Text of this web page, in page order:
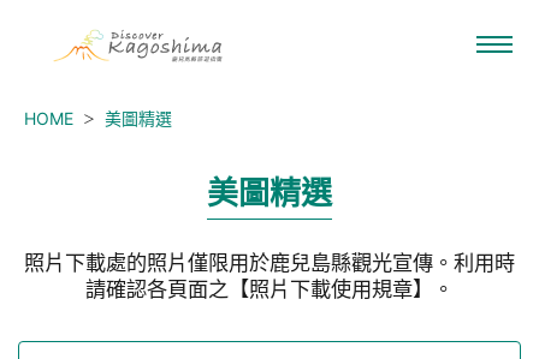
HOME 美圖精選
美圖精選
照片下載處的照片僅限用於鹿兒島縣觀光宣傳。利用時
請確認各頁面之【照片下載使用規章】。